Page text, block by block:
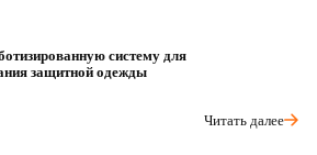
систему для
защитной одежды
Читать далее